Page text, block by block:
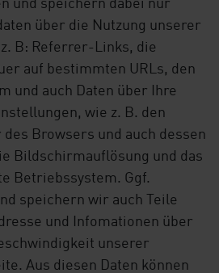
und speichern dabei nur
über die Nutzung unserer
B: Referrer-Links, die
auf bestimmten URLs, den
und auch Daten über Ihre
wie z. B. den
Browsers und auch dessen
Bildschirmauflösung und das
Betriebssystem. Ggf.
speichern wir auch Teile
und Infomationen über
unserer
Aus diesen Daten können